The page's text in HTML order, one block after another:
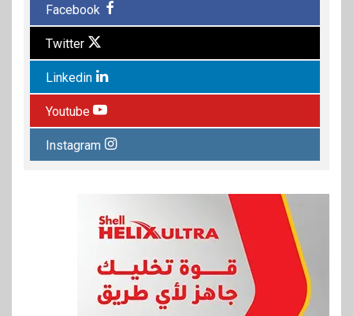
Facebook
Twitter
Linkedin
Youtube
Instagram